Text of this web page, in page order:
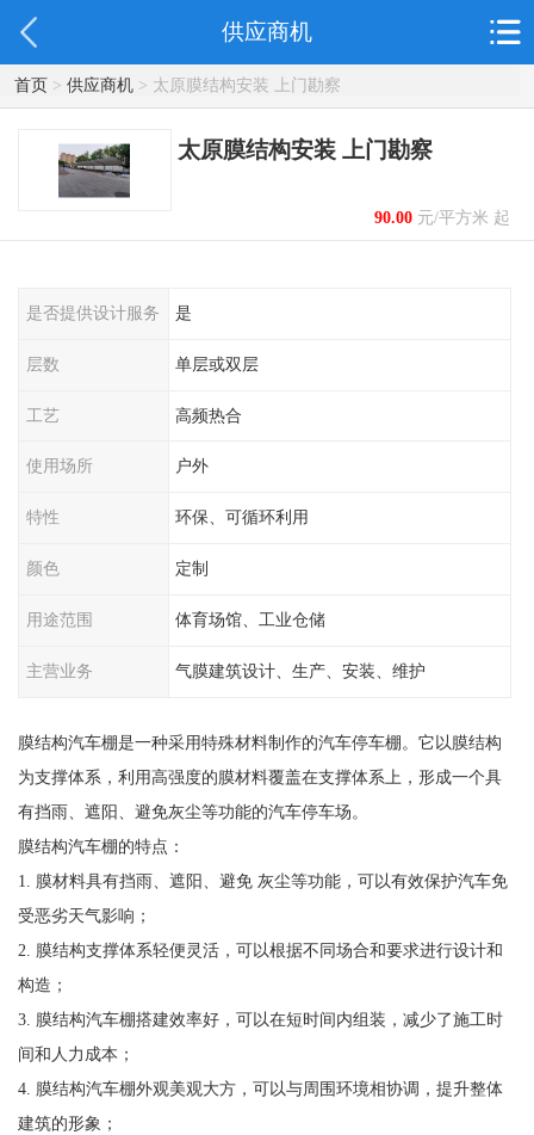
供应商机
首页> 供应商机> 太原膜结构安装 上门勘察
太原膜结构安装 上门勘察
90.00元/平方米 起
是否提供设计服务 是
层数 单层或双层
工艺 高频热合
使用场所 户外
特性 环保、可循环利用
颜色 定制
用途范围 体育场馆、工业仓储
主营业务 气膜建筑设计、生产、安装、维护
膜结构汽车棚是一种采用特殊材料制作的汽车停车棚。它以膜结构
为支撑体系，利用高强度的膜材料覆盖在支撑体系上，形成一个具
有挡雨、遮阳、避免灰尘等功能的汽车停车场。
膜结构汽车棚的特点：
1. 膜材料具有挡雨、遮阳、避免 灰尘等功能，可以有效保护汽车免
受恶劣天气影响；
2. 膜结构支撑体系轻便灵活，可以根据不同场合和要求进行设计和
构造；
3. 膜结构汽车棚搭建效率好，可以在短时间内组装，减少了施工时
间和人力成本；
4. 膜结构汽车棚外观美观大方，可以与周围环境相协调，提升整体
建筑的形象；